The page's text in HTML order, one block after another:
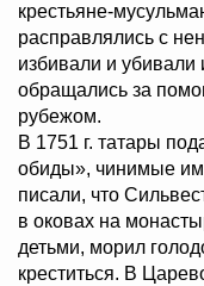
крестьяне-
расправлялись с
избивали и убивали
обращались за
рубежом.
В 1751 г. татары
обиды», чинимые
писали, что
в оковах на
детьми, морил
креститься. В